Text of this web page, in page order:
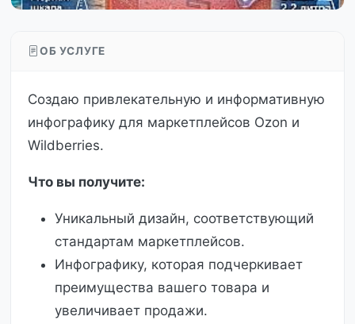
ОБ УСЛУГЕ
Создаю привлекательную и информативную
инфографику для маркетплейсов Ozon и
Wildberries.
Что вы получите:
Уникальный дизайн, соответствующий
стандартам маркетплейсов.
Инфографику, которая подчеркивает
преимущества вашего товара и
увеличивает продажи.